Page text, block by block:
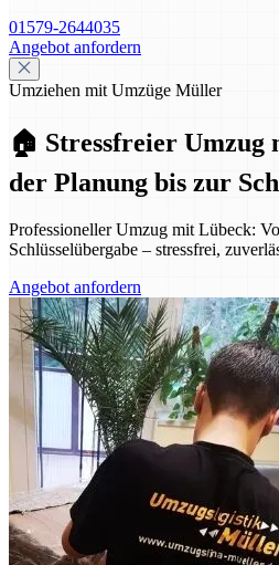
01579-2644035
Angebot anfordern
Umziehen mit Umzüge Müller
🏠 Stressfreier Umzug
der Planung bis zur
Professioneller Umzug mit Lübeck:
Schlüsselübergabe – stressfrei,
Angebot anfordern